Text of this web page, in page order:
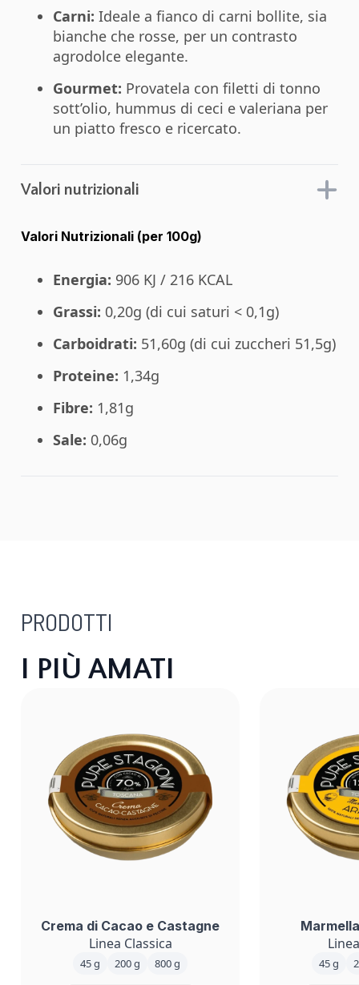
Carni: Ideale a fianco di carni bollite, sia
bianche che rosse, per un contrasto
agrodolce elegante.
Gourmet: Provatela con filetti di tonno
sott’olio, hummus di ceci e valeriana per
un piatto fresco e ricercato.
Valori nutrizionali
Valori Nutrizionali (per 100g)
Energia: 906 KJ / 216 KCAL
Grassi: 0,20g (di cui saturi < 0,1g)
Carboidrati: 51,60g (di cui zuccheri 51,5g)
Proteine: 1,34g
Fibre: 1,81g
Sale: 0,06g
PRODOTTI
I PIÙ AMATI
Crema di Cacao e Castagne
Linea Classica
45 g 200 g 800 g 45 g